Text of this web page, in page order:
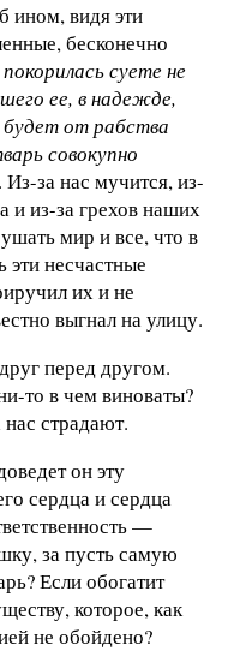
ином, видя эти
бесконечно
покорилась суете не
ее, в надежде,
от рабства
совокупно
Из-за нас мучится, из-
и из-за грехов наших
мир и все, что в
эти несчастные
их и не
выгнал на улицу.
перед другом.
то в чем виноваты?
страдают.
он эту
сердца и сердца
—
за пусть самую
Если обогатит
которое, как
не обойдено?